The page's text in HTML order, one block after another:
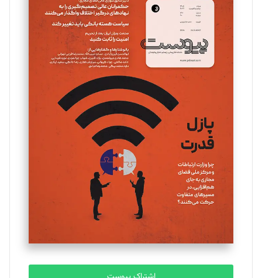
سروش کرمیان
تحریریه
مینا پاکدل
یسنا امان‌پور
تحریریه
ملینا جعفری
تحریریه
مصطفی مسجدی آرانی
تحریریه